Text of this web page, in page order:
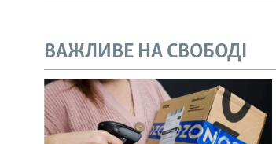
ВАЖЛИВЕ НА СВОБОДІ